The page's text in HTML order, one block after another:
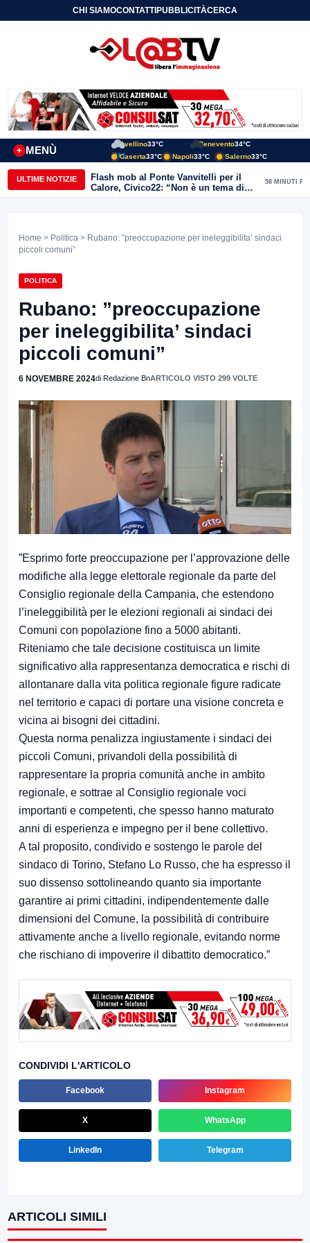
CHI SIAMOCONTATTIPUBBLICITÀCERCA
MENÙ
+
Avellino33°C Benevento34°C
Caserta33°C Napoli33°C Salerno33°C
ULTIME NOTIZIE
Flash mob al Ponte Vanvitelli per il
Calore, Civico22: “Non è un tema di
quartiere, riguarda tutta Benevento”
58 MINUTI FA
Home > Politica > Rubano: ”preoccupazione per ineleggibilita’ sindaci
piccoli comuni”
POLITICA
Rubano: ”preoccupazione
per ineleggibilita’ sindaci
piccoli comuni”
6 NOVEMBRE 2024di Redazione BnARTICOLO VISTO 299 VOLTE
”Esprimo forte preoccupazione per l’approvazione delle
modifiche alla legge elettorale regionale da parte del
Consiglio regionale della Campania, che estendono
l’ineleggibilità per le elezioni regionali ai sindaci dei
Comuni con popolazione fino a 5000 abitanti.
Riteniamo che tale decisione costituisca un limite
significativo alla rappresentanza democratica e rischi di
allontanare dalla vita politica regionale figure radicate
nel territorio e capaci di portare una visione concreta e
vicina ai bisogni dei cittadini.
Questa norma penalizza ingiustamente i sindaci dei
piccoli Comuni, privandoli della possibilità di
rappresentare la propria comunità anche in ambito
regionale, e sottrae al Consiglio regionale voci
importanti e competenti, che spesso hanno maturato
anni di esperienza e impegno per il bene collettivo.
A tal proposito, condivido e sostengo le parole del
sindaco di Torino, Stefano Lo Russo, che ha espresso il
suo dissenso sottolineando quanto sia importante
garantire ai primi cittadini, indipendentemente dalle
dimensioni del Comune, la possibilità di contribuire
attivamente anche a livello regionale, evitando norme
che rischiano di impoverire il dibattito democratico.”
CONDIVIDI L'ARTICOLO
Facebook Instagram
X WhatsApp
LinkedIn Telegram
ARTICOLI SIMILI